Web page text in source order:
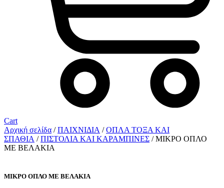
Cart
Αρχική σελίδα /ΠΑΙΧΝΙΔΙΑ /ΟΠΛΑ ΤΟΞΑ ΚΑΙ
ΣΠΑΘΙΑ /ΠΙΣΤΟΛΙΑ ΚΑΙ ΚΑΡΑΜΠΙΝΕΣ / ΜΙΚΡΟ ΟΠΛΟ
ΜΕ ΒΕΛΑΚΙΑ
ΜΙΚΡΟ ΟΠΛΟ ΜΕ ΒΕΛΑΚΙΑ